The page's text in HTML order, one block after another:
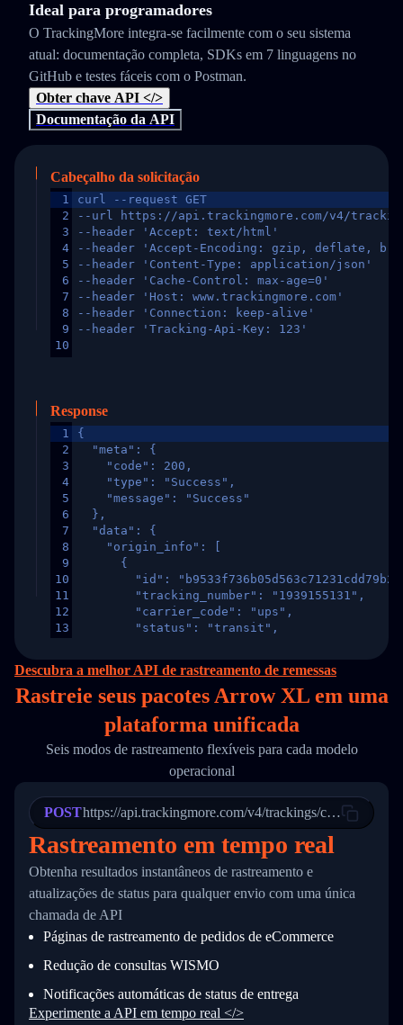
Ideal para programadores
O TrackingMore integra-se facilmente com o seu sistema
atual: documentação completa, SDKs em 7 linguagens no
GitHub e testes fáceis com o Postman.
Obter chave API </>
Documentação da API
Cabeçalho da solicitação
1
2
3
4
5
6
7
8
9
10
curl --request GET
--url https://api.trackingmore.com/v4/trackings/
--header 'Accept: text/html'
--header 'Accept-Encoding: gzip, deflate,
--header 'Content-Type: application/json'
--header 'Cache-Control: max-age=0'
--header 'Host: www.trackingmore.com'
--header 'Connection: keep-alive'
--header 'Tracking-Api-Key: 123'
Response
1
2
3
4
5
6
7
8
9
10
11
12
13
16
17
20
21
24
26
27
28
29
31
32
34
{
  "meta": {
    "code": 200,
    "type": "Success",
    "message": "Success"
  },
  "data": {
    "origin_info": [
      {
"id":
        "tracking_number": "1939155131",
        "carrier_code": "ups",
        "status": "transit",
        "itemTimeLength": 2,
        "weblink": "",
        "phone": null,
        "trackinfo": [
          {
            "Date": "2017-03-08 04: 22: 00",
"StatusDescription": "Departed
          },
          {
            "Date": "2017-03-06 15:28:00",
"StatusDescription": "Shipment
"Details": "BEIJING-
          }
      }
    ]
}
Descubra a melhor API de rastreamento de remessas
Rastreie seus pacotes Arrow XL em uma
plataforma unificada
Seis modos de rastreamento flexíveis para cada modelo
operacional
POSThttps://api.trackingmore.com/v4/trackings/create
Rastreamento em tempo real
Obtenha resultados instantâneos de rastreamento e
atualizações de status para qualquer envio com uma única
chamada de API
Páginas de rastreamento de pedidos de eCommerce
Redução de consultas WISMO
Notificações automáticas de status de entrega
Experimente a API em tempo real </>